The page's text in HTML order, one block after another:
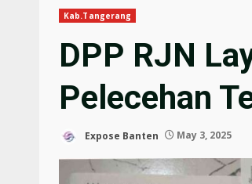
Kab.Tangerang
DPP RJN
Pelecehan
Expose Banten May 3, 2025